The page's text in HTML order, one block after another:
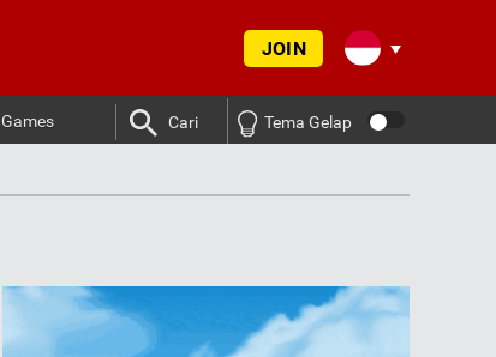
JOIN
Games Cari Tema Gelap